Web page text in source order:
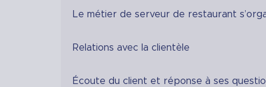
Le métier de serveur de restaurant
Relations avec la clientèle
Écoute du client et réponse à ses